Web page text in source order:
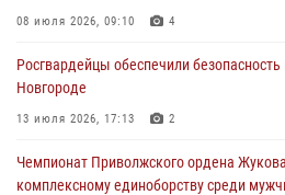
Нижегородские росгвардейцы за
13 июля 2026, 06:45
Росгвардейцы предотвратили серию
08 июля 2026, 09:10 4
Росгвардейцы обеспечили
Новгороде
13 июля 2026, 17:13 2
Чемпионат Приволжского ордена
комплексному единоборству среди